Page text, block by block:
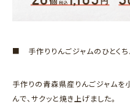
■ 手作りりんごジャムのひとくち
手作りの青森県産りんごジャムを
んで、サクッと焼き上げました。